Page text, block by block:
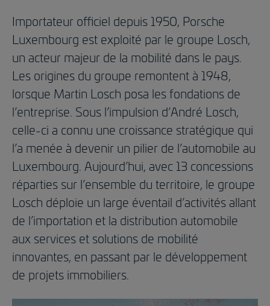
Importateur officiel depuis 1950, Porsche
Luxembourg est exploité par le groupe Losch,
un acteur majeur de la mobilité dans le pays.
Les origines du groupe remontent à 1948,
lorsque Martin Losch posa les fondations de
l’entreprise. Sous l’impulsion d’André Losch,
celle-ci a connu une croissance stratégique qui
l’a menée à devenir un pilier de l’automobile au
Luxembourg. Aujourd’hui, avec 13 concessions
réparties sur l’ensemble du territoire, le groupe
Losch déploie un large éventail d’activités allant
de l’importation et la distribution automobile
aux services et solutions de mobilité
innovantes, en passant par le développement
de projets immobiliers.